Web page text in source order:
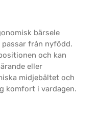
bärsele
från nyfödd.
och kan
eller
midjebältet och
komfort i vardagen.